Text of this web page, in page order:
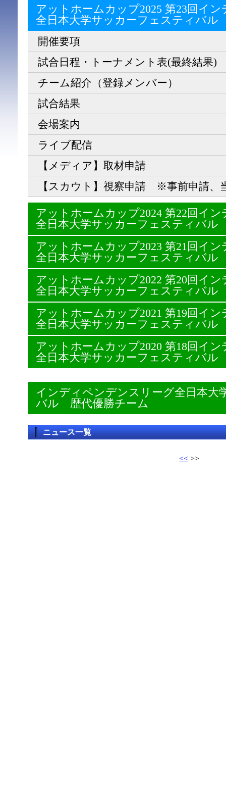
アットホームカップ2025 第23回イ
全日本大学サッカーフェスティバル
開催要項
試合日程・トーナメント表(最終結果)
チーム紹介（登録メンバー）
試合結果
会場案内
ライブ配信
【メディア】取材申請
【スカウト】視察申請 ※事前申請、
アットホームカップ2024 第22回イ
全日本大学サッカーフェスティバル
アットホームカップ2023 第21回イ
全日本大学サッカーフェスティバル
アットホームカップ2022 第20回イ
全日本大学サッカーフェスティバル
アットホームカップ2021 第19回イ
全日本大学サッカーフェスティバル
アットホームカップ2020 第18回イ
全日本大学サッカーフェスティバル
インディペンデンスリーグ全日本大
バル 歴代優勝チーム
ニュース一覧
<< >>